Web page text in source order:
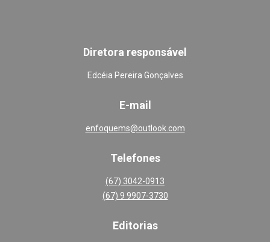
Diretora responsável
Edcéia Pereira Gonçalves
E-mail
enfoquems@outlook.com
Telefones
(67) 3042-0913
(67) 9 9907-3730
Editorias